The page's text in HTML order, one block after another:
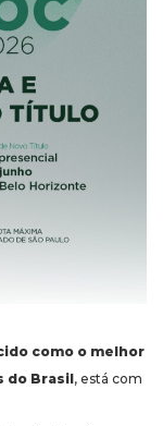
como o melhor
do Brasil, está com